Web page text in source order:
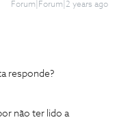
Forum|Forum|2 years ago
responde?
não ter lido a